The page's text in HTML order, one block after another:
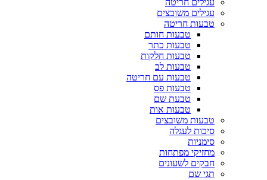
עגילים משובצים
טבעות חריטה
טבעות חותם
טבעות כתר
טבעות חלקות
טבעות לב
טבעות עם חריטה
טבעות פס
טבעת שם
טבעות אות
טבעות משובצים
סיכות לעגלה
סימניות
מחזיקי מפתחות
חבקים לשעונים
תגי שם